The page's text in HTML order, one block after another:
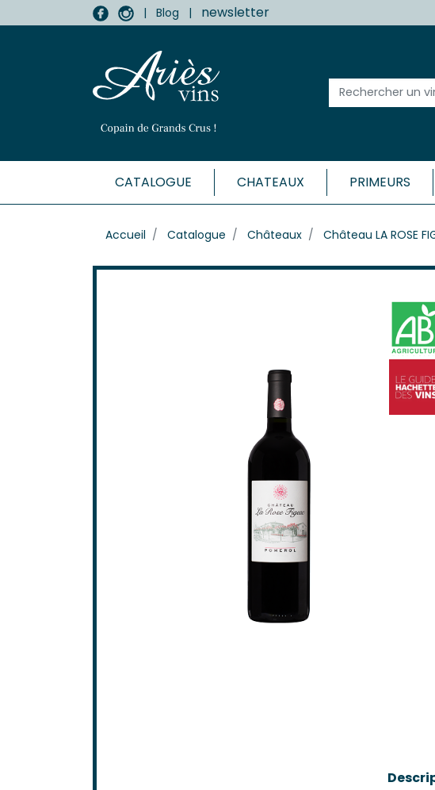
| Blog | newsletter
CATALOGUE
Listrac-Médoc
Saint-Estèphe
GRAVES &
SAINT EMILION,
CHATEAUX PRIMEURS
Accueil Catalogue Châteaux Château LA ROSE